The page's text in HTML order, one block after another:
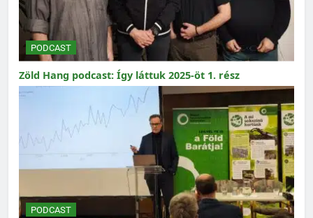
PODCAST
Zöld Hang podcast: Így láttuk 2025-öt 1. rész
PODCAST